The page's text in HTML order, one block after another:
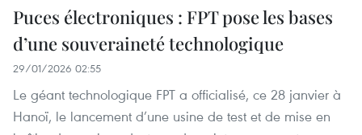
Puces électroniques : FPT pose les bases
d’une souveraineté technologique
29/01/2026 02:55
Le géant technologique FPT a officialisé, ce 28 janvier à
Hanoï, le lancement d’une usine de test et de mise en